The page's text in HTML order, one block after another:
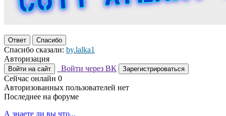
Ответ Спасибо
Спасибо сказали: by.lalka1
Авторизация
Войти на сайт Войти через ВК Зарегистрироваться
Сейчас онлайн 0
Авторизованных пользователей нет
Последнее на форуме
А знаете ли вы что...